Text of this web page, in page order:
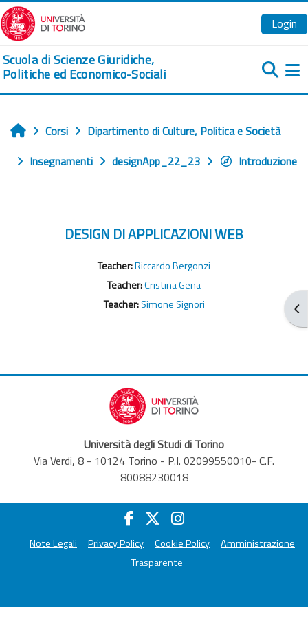
Vai al contenuto principale
Login
Scuola di Scienze Giuridiche,
Politiche ed Economico-Sociali
Home
Corsi
Dipartimento di Culture, Politica e Società
Insegnamenti
designApp_22_23 Introduzione
DESIGN DI APPLICAZIONI WEB
Teacher:Riccardo Bergonzi
Teacher:Cristina Gena
Teacher:Simone Signori
Università degli Studi di Torino
Via Verdi, 8 - 10124 Torino - P.I. 02099550010- C.F.
80088230018
Note Legali Privacy Policy Cookie Policy
Amministrazione
Trasparente